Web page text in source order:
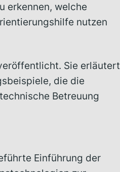
erkennen, welche
nutzen
Sie erläutert
die die
Betreuung
Einführung der